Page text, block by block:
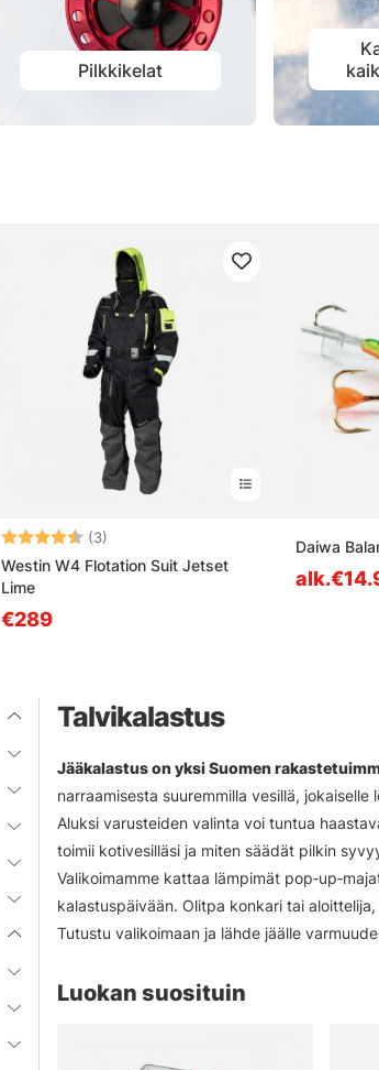
Pilkkikelat
Arvio: (3)
Westin W4 Flotation Suit Jetset
Lime
€289
Daiwa
Talvikalastus
Jääkalastus on yksi Suomen
narraamisesta suuremmilla vesillä,
Aluksi varusteiden valinta voi tuntua
toimii kotivesilläsi ja miten säädät pilkin
Valikoimamme kattaa lämpimät
kalastuspäivään. Olitpa konkari tai
Tutustu valikoimaan ja lähde jäälle
Luokan suosituin